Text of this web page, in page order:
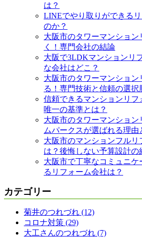
は？
LINEでやり取りができる
のか？
大阪市のタワーマンショ
く！専門会社の結論
大阪で3LDKマンションリ
な会社はどこ？
大阪市のタワーマンショ
る！専門技術と信頼の選択
信頼できるマンションリフ
唯一の基準とは？
大阪市のタワーマンショ
ムパークスが選ばれる理由
大阪市のマンションフルリ
は？後悔しない予算設計の
大阪市で丁寧なコミュニ
るリフォーム会社は？
カテゴリー
菊井のつれづれ (12)
コロナ対策 (29)
大工さんのつれづれ (7)